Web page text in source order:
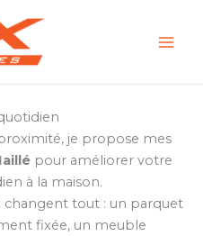
je propose mes
pour améliorer votre
à la maison.
changent tout : un parquet
fixée, un meuble